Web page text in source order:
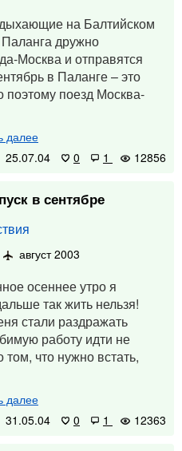
на Балтийском
Паланга дружно
Москва и отправятся
в Паланге – это
поезд Москва-
далее
25.07.04
0 1 12856
в сентябре
август 2003
осеннее утро я
так жить нельзя!
стали раздражать
работу идти не
что нужно встать,
далее
31.05.04
0 1 12363